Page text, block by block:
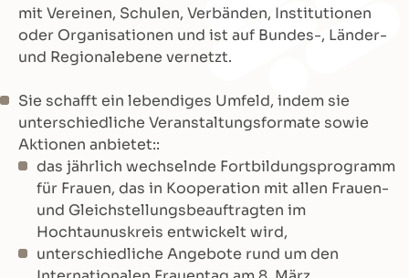
mit Vereinen, Schulen, Verbänden, Institutionen
oder Organisationen und ist auf Bundes-, Länder-
und Regionalebene vernetzt.
Sie schafft ein lebendiges Umfeld, indem sie
unterschiedliche Veranstaltungsformate sowie
Aktionen anbietet::
das jährlich wechselnde Fortbildungsprogramm
für Frauen, das in Kooperation mit allen Frauen-
und Gleichstellungsbeauftragten im
Hochtaunuskreis entwickelt wird,
unterschiedliche Angebote rund um den